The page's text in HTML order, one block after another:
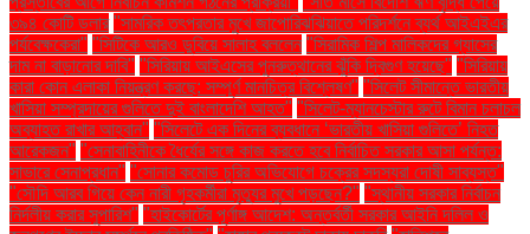
৩৯৪ কোটি ডলার "সামরিক তৎপরতার মুখে জাপোরিঝঝিয়াতে পরিদর্শনে ব্যর্থ আইএইএর
পর্যবেক্ষকেরা" "সিটিকে আরও ডুবিয়ে সালাহ বললেন "সিরামিক শিল্প মালিকদের গ্যাসের
দাম না বাড়ানোর দাবি" "সিরিয়ায় আইএসের পুনরুত্থানের ঝুঁকি দ্বিগুণ হয়েছে" "সিরিয়ায়
কারা কোন এলাকা নিয়ন্ত্রণ করছে: সম্পূর্ণ মানচিত্র বিশ্লেষণ" "সিলেট সীমান্তে ভারতীয়
খাসিয়া সম্প্রদায়ের গুলিতে দুই বাংলাদেশি আহত" "সিলেট-ম্যানচেস্টার রুটে বিমান চলাচল
অব্যাহত রাখার আহ্বান" "সিলেটে এক দিনের ব্যবধানে ‘ভারতীয় খাসিয়া গু‌লিতে’ নিহত
আরেকজন" "সেনাবাহিনীকে ধৈর্যের সঙ্গে কাজ করতে হবে নির্বাচিত সরকার আসা পর্যন্ত:
সাভারে সেনাপ্রধান" "সোনার কমোড চুরির অভিযোগে চক্রের সদস্যরা দোষী সাব্যস্ত"
"সৌদি আরব গিয়ে কেন নারী গৃহকর্মীরা মৃত্যুর মুখে পড়ছেন?" "স্থানীয় সরকার নির্বাচন
নির্দলীয় করার সুপারিশ" "হাইকোর্টের পূর্ণাঙ্গ আদেশ: অন্তর্বর্তী সরকার আইনি দলিল ও